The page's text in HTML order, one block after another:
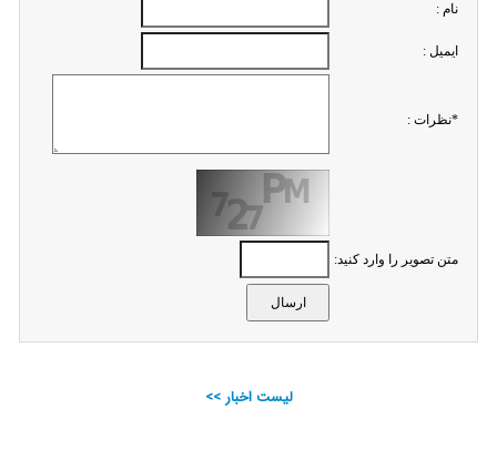
نام :
ايميل :
*نظرات :
متن تصویر را وارد کنید:
لیست اخبار >>